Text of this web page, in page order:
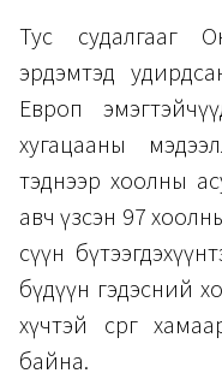
Тус судалгааг
эрдэмтэд
Европ
хугацааны
тэднээр хоолны
авч үзсэн 97
сүүн
бүдүүн гэдэсний
хүчтэй сөрөг
байна.